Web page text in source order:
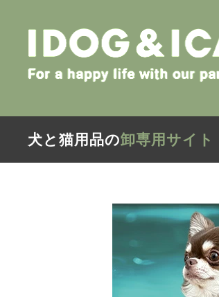
犬と猫用品の卸専用サイト